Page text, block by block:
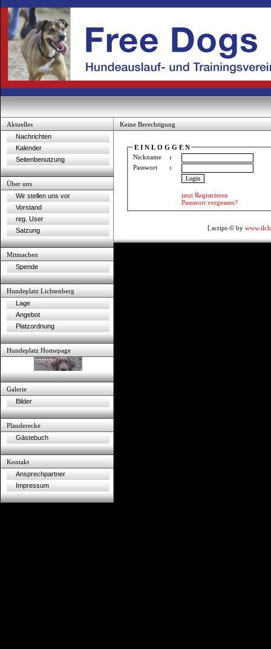
Aktuelles
Nachrichten
Kalender
Seitenbenutzung
Über uns
Wir stellen uns vor
Vorstand
reg. User
Satzung
Mitmachen
Spende
Hundeplatz Lichtenberg
Lage
Angebot
Platzordnung
Hundeplatz Homepage
Galerie
Bilder
Plauderecke
Gästebuch
Kontakt
Ansprechpartner
Impressum
Keine Berechtigung
E I N L O G G E N
Nickname
:
Passwort
:
jetzt Registrieren
Passwort vergessen?
[.script-© by